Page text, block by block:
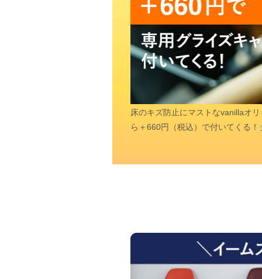
床のキズ防止にマストなvanillaオ
ら＋660円（税込）で付いてくる！